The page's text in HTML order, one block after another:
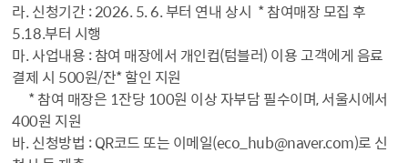
라. 신청기간 : 2026. 5. 6. 부터 연내 상시 * 참여매장 모집 후
5.18.부터 시행
마. 사업내용 : 참여 매장에서 개인컵(텀블러) 이용 고객에게 음료
결제 시 500원/잔* 할인 지원
* 참여 매장은 1잔당 100원 이상 자부담 필수이며, 서울시에서
400원 지원
바. 신청방법 : QR코드 또는 이메일(eco_hub@naver.com)로 신